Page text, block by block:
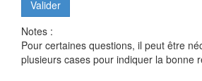
Notes :
Pour certaines questions, il peut être
plusieurs cases pour indiquer la bonne